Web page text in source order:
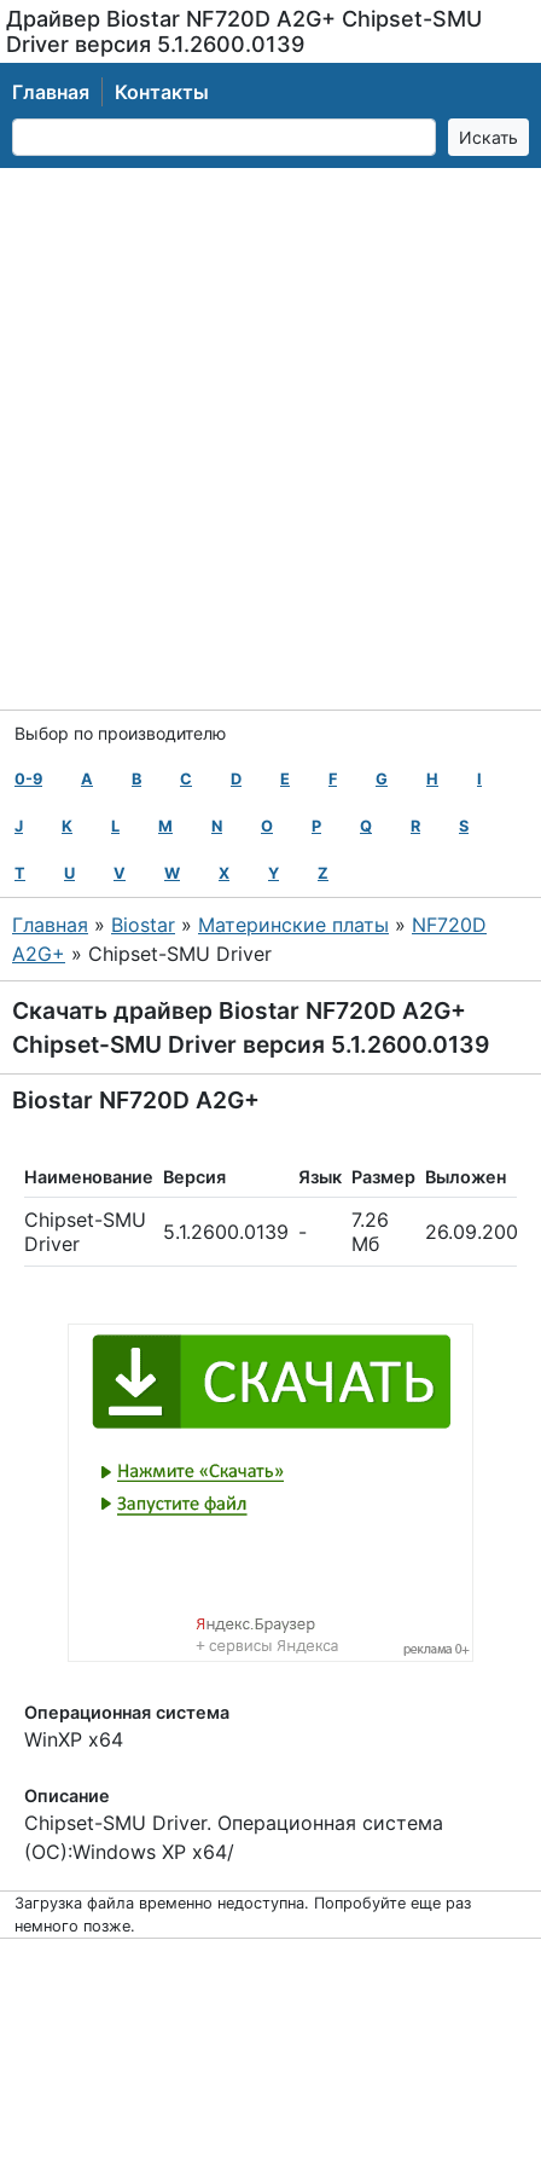
Драйвер Biostar NF720D A2G+ Chipset-SMU
Driver версия 5.1.2600.0139
Главная Контакты
Выбор по производителю
0-9 A B C D E F G H I
J K L M N O P Q R S
T U V W X Y Z
Главная » Biostar » Материнские платы » NF720D
A2G+ » Chipset-SMU Driver
Скачать драйвер Biostar NF720D A2G+
Chipset-SMU Driver версия 5.1.2600.0139
Biostar NF720D A2G+
Наименование Версия Язык Размер Выложен
Chipset-SMU
Driver
5.1.2600.0139 -
7.26
Мб
26.09.2009
Операционная система
WinXP x64
Описание
Chipset-SMU Driver. Операционная система
(ОС):Windows XP x64/
Загрузка файла временно недоступна. Попробуйте еще раз
немного позже.